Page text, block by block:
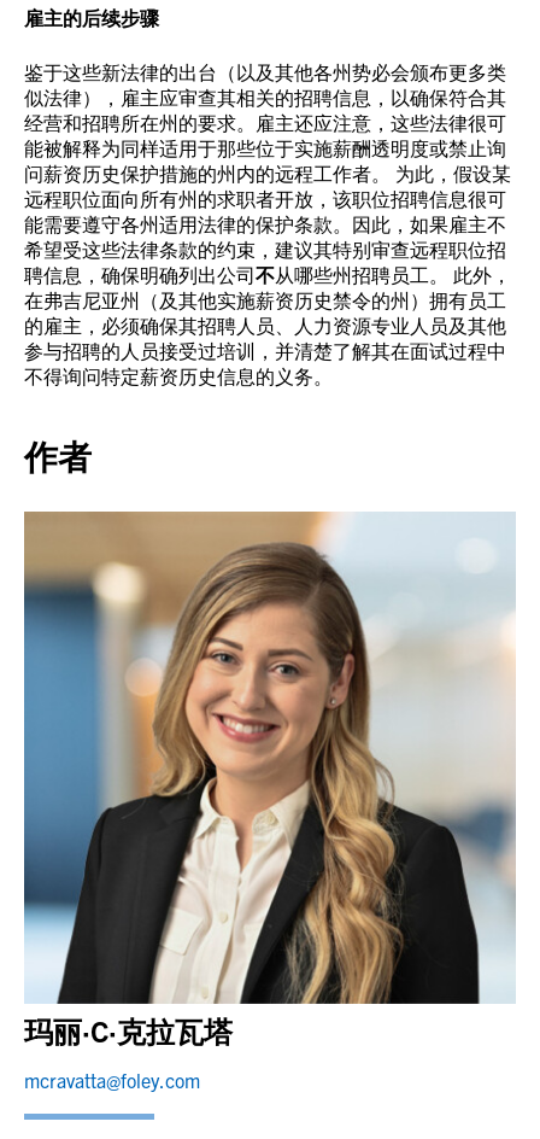
雇主的后续步骤
鉴于这些新法律的出台（以及其他各州势必会颁布更多类
似法律），雇主应审查其相关的招聘信息，以确保符合其
经营和招聘所在州的要求。雇主还应注意，这些法律很可
能被解释为同样适用于那些位于实施薪酬透明度或禁止询
问薪资历史保护措施的州内的远程工作者。 为此，假设某
远程职位面向所有州的求职者开放，该职位招聘信息很可
能需要遵守各州适用法律的保护条款。因此，如果雇主不
希望受这些法律条款的约束，建议其特别审查远程职位招
聘信息，确保明确列出公司不从哪些州招聘员工。 此外，
在弗吉尼亚州（及其他实施薪资历史禁令的州）拥有员工
的雇主，必须确保其招聘人员、人力资源专业人员及其他
参与招聘的人员接受过培训，并清楚了解其在面试过程中
不得询问特定薪资历史信息的义务。
作者
玛丽·C·克拉瓦塔
mcravatta@foley.com